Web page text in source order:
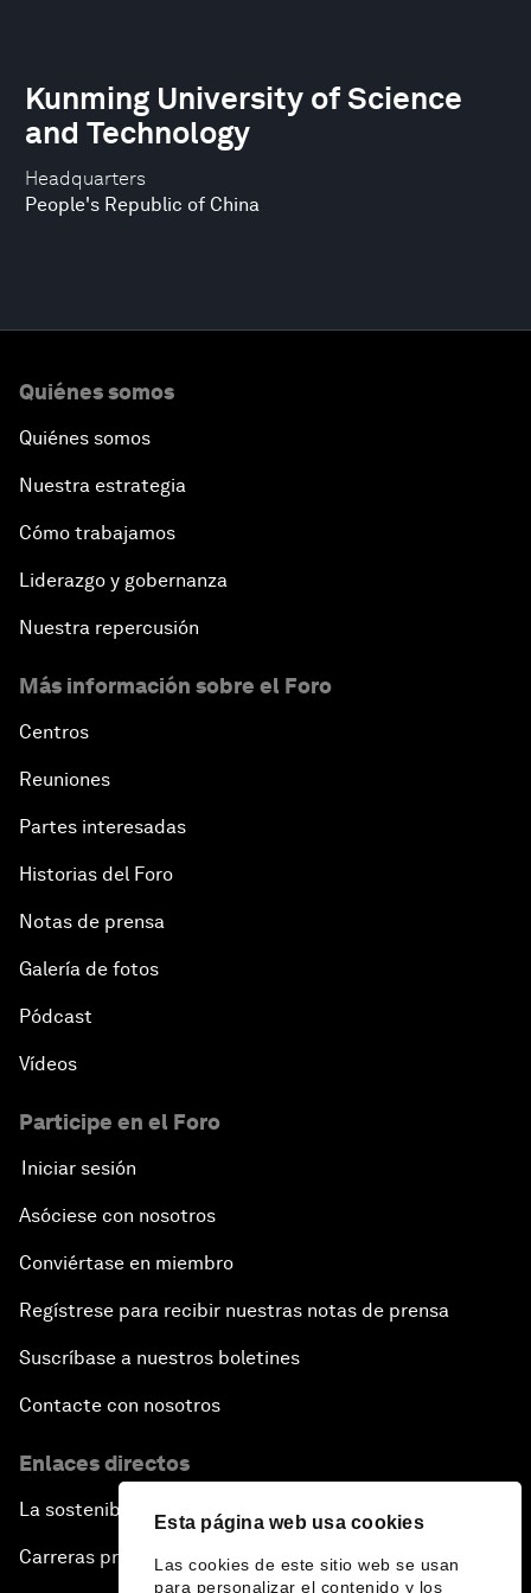
Esta página web usa cookies
Las cookies de este sitio web se usan
para personalizar el contenido y los
Headquarters
People's Republic of China
Kunming University of Science
and Technology
Quiénes somos
Quiénes somos
Nuestra estrategia
Cómo trabajamos
Liderazgo y gobernanza
Nuestra repercusión
Más información sobre el Foro
Centros
Reuniones
Partes interesadas
Historias del Foro
Notas de prensa
Galería de fotos
Pódcast
Vídeos
Participe en el Foro
Iniciar sesión
Asóciese con nosotros
Conviértase en miembro
Regístrese para recibir nuestras notas de prensa
Suscríbase a nuestros boletines
Contacte con nosotros
Enlaces directos
La sostenibilidad en el Foro
Carreras profesionales